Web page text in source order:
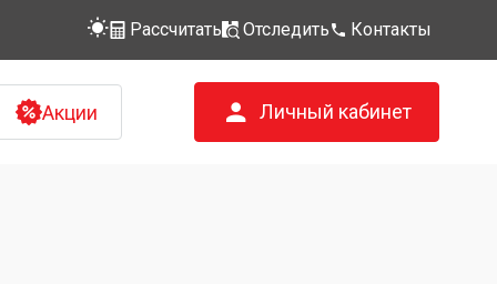
Рассчитать Отследить Контакты
Акции Личный кабинет